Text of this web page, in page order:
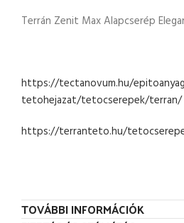
Terrán Zenit Max Alapcserép
https://tectanovum.hu/
tetohejazat/tetocserepek/terran/
https://terranteto.hu/
TOVÁBBI INFORMÁCIÓK